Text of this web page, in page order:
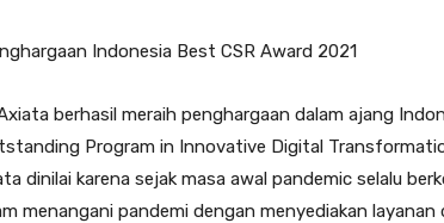
Indonesia Best CSR Award 2021
berhasil meraih penghargaan dalam ajang
Program in Innovative Digital
dinilai karena sejak masa awal pandemic selalu
menangani pandemi dengan menyediakan